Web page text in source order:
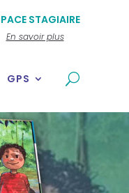
STAGIAIRE
En savoir plus
GPS